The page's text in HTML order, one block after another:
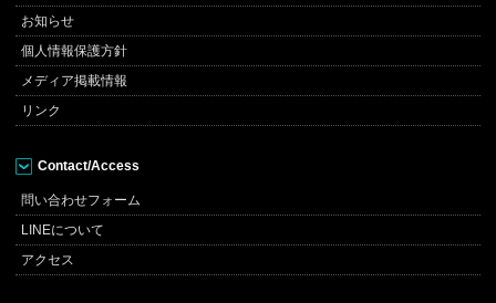
お知らせ
個人情報保護方針
メディア掲載情報
リンク
Contact/Access
問い合わせフォーム
LINEについて
アクセス